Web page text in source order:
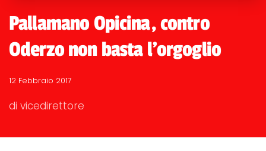
Pallamano Opicina, contro
Oderzo non basta l'orgoglio
12 Febbraio 2017
di vicedirettore